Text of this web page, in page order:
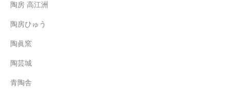
陶房 高江洲
陶房ひゅう
陶眞窯
陶芸城
青陶舎